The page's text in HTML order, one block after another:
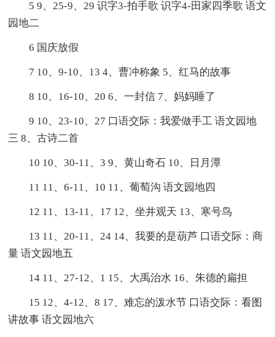
5 9、25-9、29 识字3-拍手歌 识字4-田家四季歌 语文
园地二
6 国庆放假
7 10、9-10、13 4、曹冲称象 5、红马的故事
8 10、16-10、20 6、一封信 7、妈妈睡了
9 10、23-10、27 口语交际：我爱做手工 语文园地
三 8、古诗二首
10 10、30-11、3 9、黄山奇石 10、日月潭
11 11、6-11、10 11、葡萄沟 语文园地四
12 11、13-11、17 12、坐井观天 13、寒号鸟
13 11、20-11、24 14、我要的是葫芦 口语交际：商
量 语文园地五
14 11、27-12、1 15、大禹治水 16、朱德的扁担
15 12、4-12、8 17、难忘的泼水节 口语交际：看图
讲故事 语文园地六